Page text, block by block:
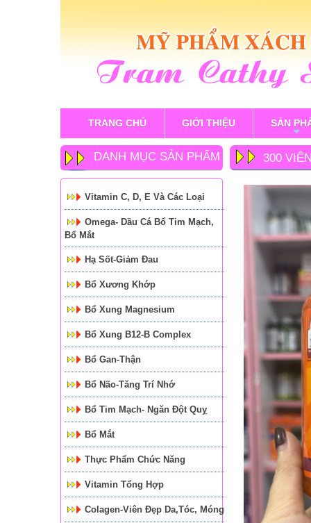
TRANG CHỦ GIỚI THIỆU
+
SẢN
DANH MỤC SẢN PHẨM
Vitamin C, D, E Và Các Loại
Omega- Dầu Cá Bổ Tim Mạch,
Bổ Mắt
Hạ Sốt-Giảm Đau
Bổ Xương Khớp
Bổ Xung Magnesium
Bổ Xung B12-B Complex
Bổ Gan-Thận
Bổ Não-Tăng Trí Nhớ
Bổ Tim Mạch- Ngăn Đột Quỵ
Bổ Mắt
Thực Phẩm Chức Năng
Vitamin Tổng Hợp
Colagen-Viên Đẹp Da,tóc, Móng
300